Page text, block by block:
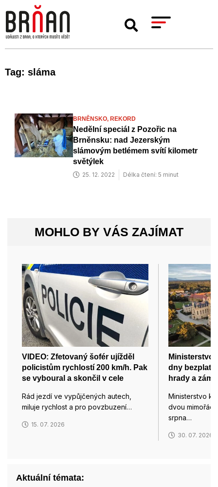
Tag: sláma
BRNĚNSKO, REKORD
Nedělní speciál z Pozořic na
Brněnsku: nad Jezerským
slámovým betlémem svítí kilometr
světýlek
25. 12. 2022 Délka čtení: 5 minut
MOHLO BY VÁS ZAJÍMAT
VIDEO: Zfetovaný šofér ujížděl
policistům rychlostí 200 km/h. Pak
se vyboural a skončil v cele
Rád jezdí ve vypůjčených autech,
miluje rychlost a pro povzbuzení…
15. 07. 2026
Ministerstvo
dny
hrady a
Ministerstvo
dvou
srpna…
30. 07. 2026
Aktuální témata: